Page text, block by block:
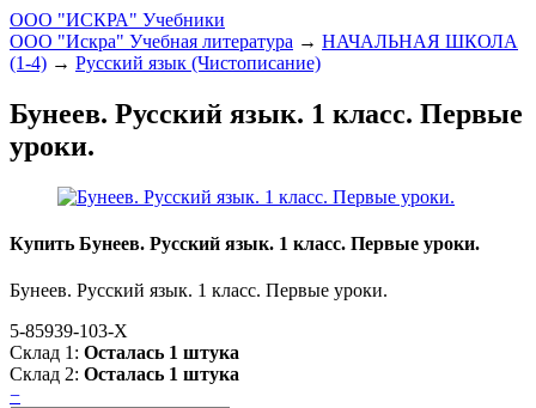
ООО "ИСКРА" Учебники
ООО "Искра" Учебная литература → НАЧАЛЬНАЯ ШКОЛА
(1-4) → Русский язык (Чистописание)
Бунеев. Русский язык. 1 класс. Первые
уроки.
Купить Бунеев. Русский язык. 1 класс. Первые уроки.
Бунеев. Русский язык. 1 класс. Первые уроки.
5-85939-103-Х
Склад 1: Осталась 1 штука
Склад 2: Осталась 1 штука
−